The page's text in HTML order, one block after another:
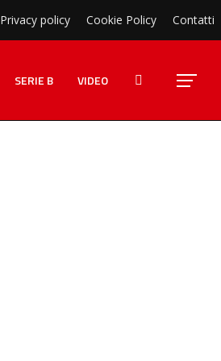
Privacy policy Cookie Policy Contatti
SERIE B VIDEO